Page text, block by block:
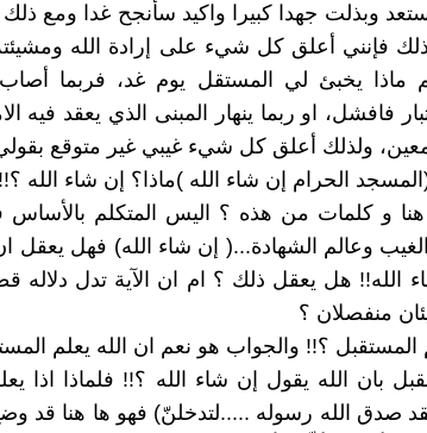
وبذلت جهدا كبيرا واكيد سأنجح غدا ومع ذلك
فإنني أعلق كل شيء على إرادة الله
ماذا يخبئ لي المستقل يوم غد، فربما
فافشل، او ربما ينهار المبنى الذي يعقد فيه
ولذلك أعلق كل شيء غيبي غير متوقع
(المسجد الحرام إن شاء الله )ماذا؟ إن شاء الله ؟!!
و كلمات من هذه ؟ اليس المتكلم بالأساس
الغيب وعالم الشهادة...( إن شاء الله) فهل يعقل
الله!! هل يعقل ذلك ؟ ام ان الآية تدل دلاله
منفصلان ؟
المستقبل ؟!! والجواب هو نعم ان الله يعلم
بان الله يقول إن شاء الله ؟!! فلماذا اذا
صدق الله رسوله .....لتدخلنّ) فهو ها هنا